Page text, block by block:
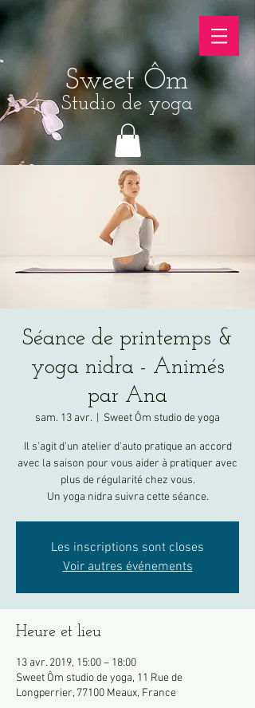
Sweet Ôm
Studio de yoga
Séance de printemps &
yoga nidra - Animés
par Ana
sam. 13 avr. Sweet Ôm studio de yoga
Il s'agit d'un atelier d'auto pratique an accord
avec la saison pour vous aider à pratiquer avec
plus de régularité chez vous.
Un yoga nidra suivra cette séance.
Les inscriptions sont closes
Voir autres événements
Heure et lieu
13 avr. 2019, 15:00 – 18:00
Sweet Ôm studio de yoga, 11 Rue de
Longperrier, 77100 Meaux, France